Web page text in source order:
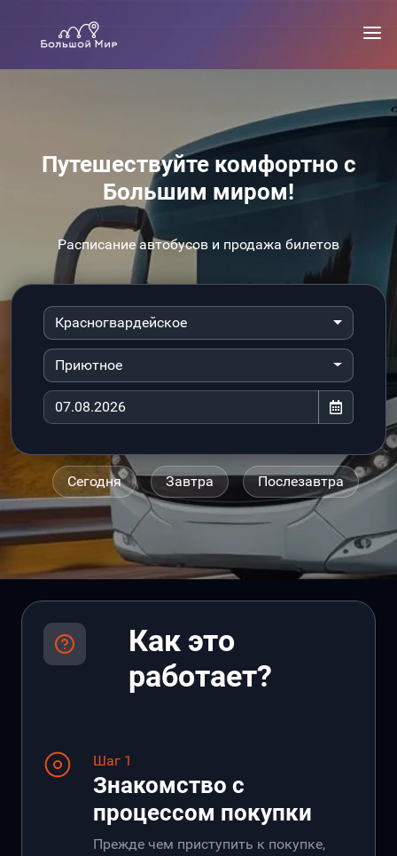
Путешествуйте комфортно с
Большим миром!
Расписание автобусов и продажа билетов
Красногвардейское
Приютное
Сегодня Завтра Послезавтра
Как это
работает?
Шаг 1
Знакомство с
процессом покупки
Прежде чем приступить к покупке,